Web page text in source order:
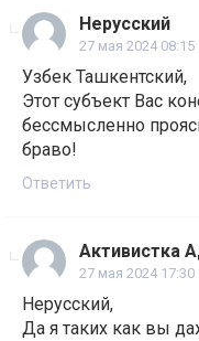
Нерусский
27 мая 2024 08:15
Узбек Ташкентский,
Этот субъект Вас
бессмысленно
браво!
Ответить
Активистка
27 мая 2024 17:30
Нерусский,
Да я таких как вы